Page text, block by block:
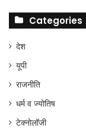
Categories
देश
यूपी
राजनीति
धर्म व ज्योतिष
टेक्नोलॉजी